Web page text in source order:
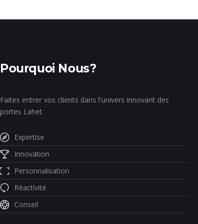
Pourquoi Nous?
Faites entrer vos clients dans l'univers innovant des
portes Lahet.
Expertise
Innovation
Personnalisation
Réactivité
Conseil